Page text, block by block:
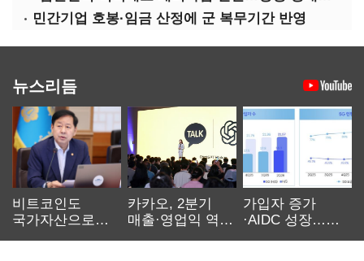
민간기업 호봉·임금 산정에 군 복무기간 반영
뉴스리듬
비트코인도
국가자산으로…'
카카오, 2분기
매출·영업익 역대
가입자 증가
·AIDC 성장…